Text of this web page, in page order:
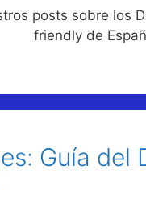
posts sobre los
friendly de
Guía del